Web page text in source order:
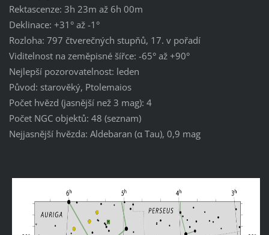
Rektascenze: 3h 23m až 6h 00m
Deklinace: +31° až -1°
Rozloha: 797 čtverečných stupňů, 17. v pořadí
Viditelnost na zeměpisné šířce: -65° až +90°
Nejlepší pozorovatelnost: leden
Původ: starověký, Ptolemaios
Počet hvězd (jasnější než 3 mag): 4
Počet NGC objektů: 48 (seznam)
Nejjasnější hvězda: Aldebaran (α Tau), 0,9 mag